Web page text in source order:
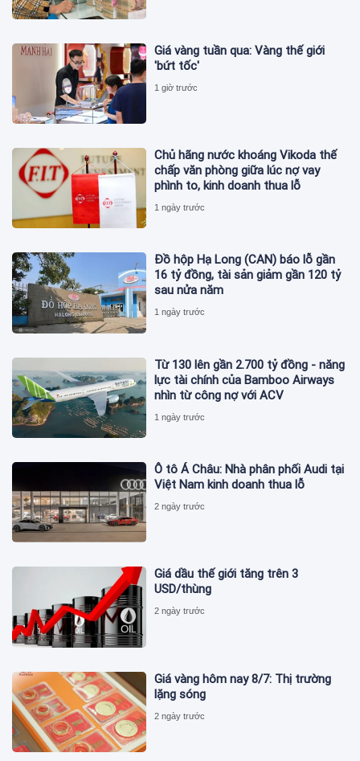
Giá vàng tuần qua: Vàng thế giới
'bứt tốc'
1 giờ trước
Chủ hãng nước khoáng Vikoda thế
chấp văn phòng giữa lúc nợ vay
phình to, kinh doanh thua lỗ
1 ngày trước
Đồ hộp Hạ Long (CAN) báo lỗ gần
16 tỷ đồng, tài sản giảm gần 120 tỷ
sau nửa năm
1 ngày trước
Từ 130 lên gần 2.700 tỷ đồng - năng
lực tài chính của Bamboo Airways
nhìn từ công nợ với ACV
1 ngày trước
Ô tô Á Châu: Nhà phân phối Audi tại
Việt Nam kinh doanh thua lỗ
2 ngày trước
Giá dầu thế giới tăng trên 3
USD/thùng
2 ngày trước
Giá vàng hôm nay 8/7: Thị trường
lặng sóng
2 ngày trước